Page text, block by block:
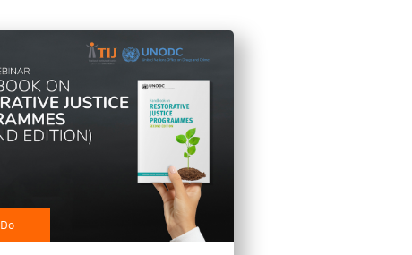
อลดการกระทำผิดซ้ำ
เอง:
สนับสนุนให้เกิดการแก้ไขความขัดแย้ง ลดความตึงเครียดและความรุน
ำ:มุ่งเน้นการสร้างความเข้าใจและความไว้วางใจระหว่างผู้ต้องขังและเจ้าหน้
มร่วมมือในการพัฒนาสภาพแวดล้อมในเรือนจำ
ห้ผู้ต้องขังมีส่วนร่วมในกิจกรรมที่เป็นประโยชน์ต่อสังคม เพื่อเยียวยาความเ